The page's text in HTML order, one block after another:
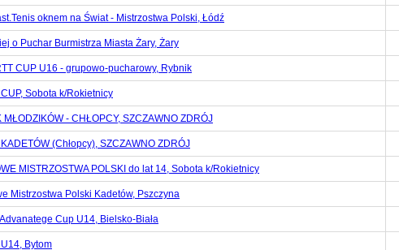
oknem na Świat - Mistrzostwa Polski, Łódź
o Puchar Burmistrza Miasta Żary, Żary
CUP U16 - grupowo-pucharowy, Rybnik
Sobota k/Rokietnicy
MŁODZIKÓW - CHŁOPCY, SZCZAWNO ZDRÓJ
(Chłopcy), SZCZAWNO ZDRÓJ
MISTRZOSTWA POLSKI do lat 14, Sobota k/Rokietnicy
Mistrzostwa Polski Kadetów, Pszczyna
Cup U14, Bielsko-Biała
Bytom